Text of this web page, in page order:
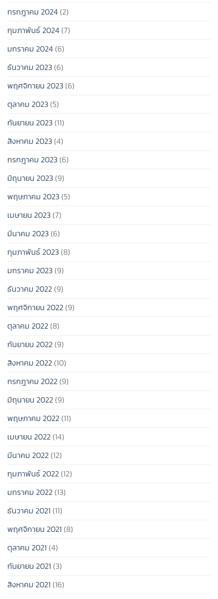
กรกฎาคม 2024(2)
กุมภาพันธ์ 2024(7)
มกราคม 2024(6)
ธันวาคม 2023(6)
พฤศจิกายน 2023(6)
ตุลาคม 2023(5)
กันยายน 2023(11)
สิงหาคม 2023(4)
กรกฎาคม 2023(6)
มิถุนายน 2023(9)
พฤษภาคม 2023(5)
เมษายน 2023(7)
มีนาคม 2023(6)
กุมภาพันธ์ 2023(8)
มกราคม 2023(9)
ธันวาคม 2022(9)
พฤศจิกายน 2022(9)
ตุลาคม 2022(8)
กันยายน 2022(9)
สิงหาคม 2022(10)
กรกฎาคม 2022(9)
มิถุนายน 2022(9)
พฤษภาคม 2022(11)
เมษายน 2022(14)
มีนาคม 2022(12)
กุมภาพันธ์ 2022(12)
มกราคม 2022(13)
ธันวาคม 2021 (11)
พฤศจิกายน 2021 (8)
ตุลาคม 2021 (4)
กันยายน 2021 (3)
สิงหาคม 2021 (16)